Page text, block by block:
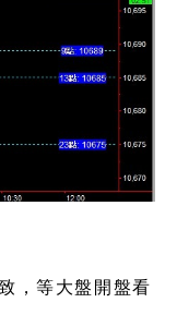
，等大盤開盤看